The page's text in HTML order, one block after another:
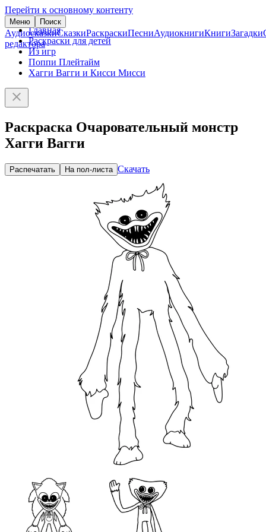
Перейти к основному контенту
Меню Поиск
АудиосказкиСказкиРаскраскиПесниАудиокнигиКнигиЗагадки
редактора
Главная
Раскраски для детей
Из игр
Поппи Плейтайм
Хагги Вагги и Кисси Мисси
Раскраска Очаровательный монстр
Хагги Вагги
Распечатать На пол-листа Скачать